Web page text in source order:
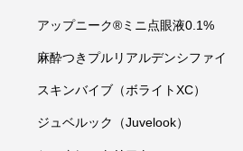
アップニーク®ミニ点眼液0.1%
麻酔つきプルリアルデンシファイ
スキンバイブ（ボライトXC）
ジュベルック（Juvelook）